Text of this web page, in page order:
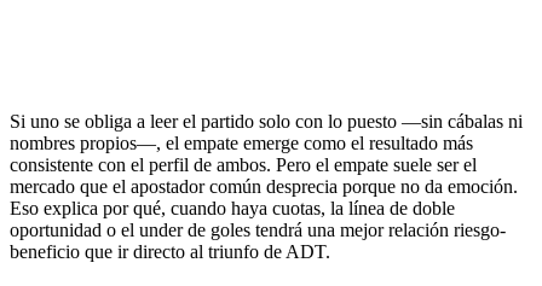
Si uno se obliga a leer el partido solo con lo puesto —sin cábalas ni
nombres propios—, el empate emerge como el resultado más
consistente con el perfil de ambos. Pero el empate suele ser el
mercado que el apostador común desprecia porque no da emoción.
Eso explica por qué, cuando haya cuotas, la línea de doble
oportunidad o el under de goles tendrá una mejor relación riesgo-
beneficio que ir directo al triunfo de ADT.